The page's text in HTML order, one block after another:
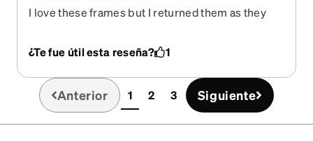
I love these frames but I returned them as they
¿Te fue útil esta reseña? 1
Anterior 1(current)
2 3 Siguiente